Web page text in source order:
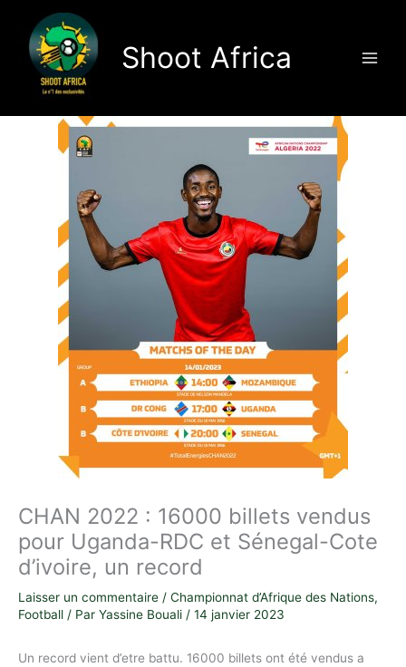
contenu
Shoot Africa
CHAN 2022 : 16000 billets vendus
pour Uganda-RDC et Sénegal-Cote
d’ivoire, un record
Laisser un commentaire / Championnat d’Afrique des Nations,
Football / Par Yassine Bouali / 14 janvier 2023
Un record vient d’etre battu. 16000 billets ont été vendus a